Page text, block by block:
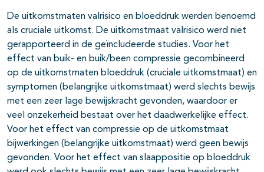
De uitkomstmaten valrisico en bloeddruk werden benoemd
als cruciale uitkomst. De uitkomstmaat valrisico werd niet
gerapporteerd in de geïncludeerde studies. Voor het
effect van buik- en buik/been compressie gecombineerd
op de uitkomstmaten bloeddruk (cruciale uitkomstmaat) en
symptomen (belangrijke uitkomstmaat) werd slechts bewijs
met een zeer lage bewijskracht gevonden, waardoor er
veel onzekerheid bestaat over het daadwerkelijke effect.
Voor het effect van compressie op de uitkomstmaat
bijwerkingen (belangrijke uitkomstmaat) werd geen bewijs
gevonden. Voor het effect van slaappositie op bloeddruk